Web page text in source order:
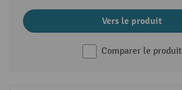
Vers le produit
Comparer le produit